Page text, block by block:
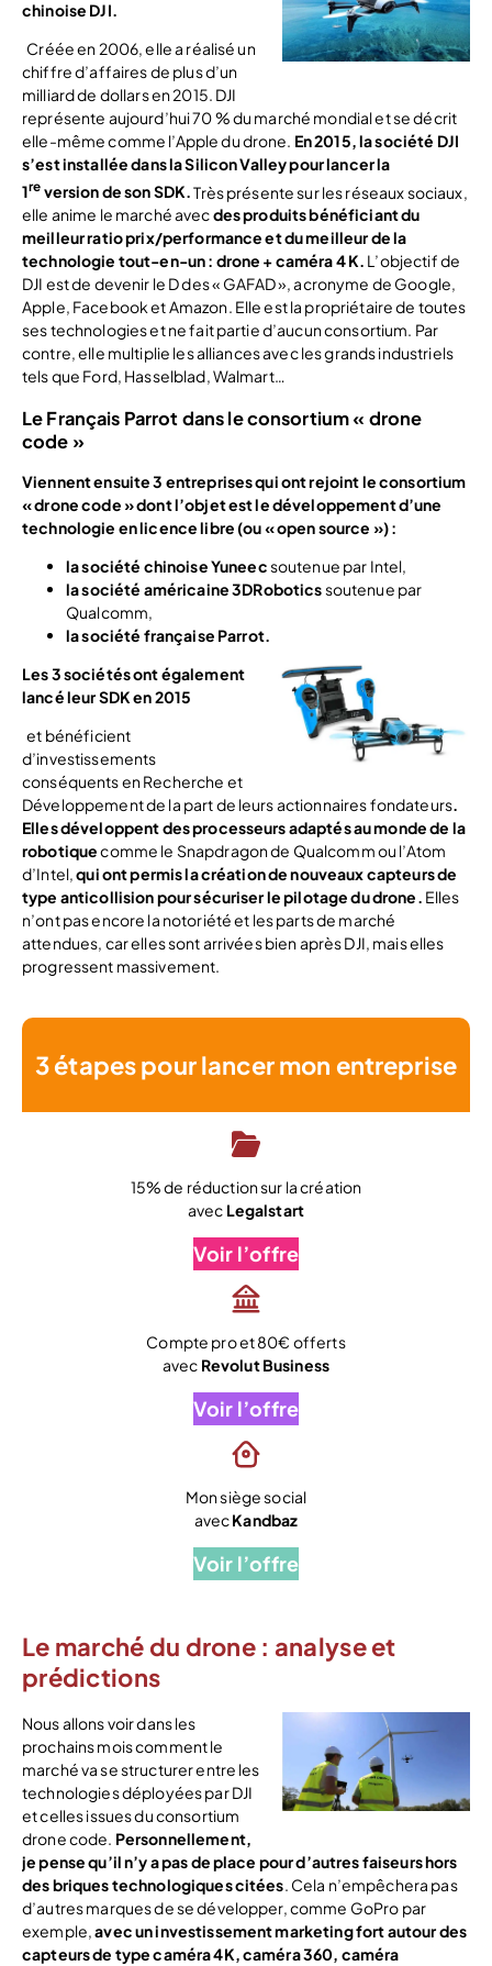
chinoise DJI.
Créée en 2006, elle a réalisé un
chiffre d’affaires de plus d’un
milliard de dollars en 2015. DJI
représente aujourd’hui 70 % du marché mondial et se décrit
elle-même comme l’Apple du drone. En 2015, la société DJI
s’est installée dans la Silicon Valley pour lancer la
1re version de son SDK.Très présente sur les réseaux sociaux,
elle anime le marché avecdes produits bénéficiant du
meilleur ratio prix/performance et du meilleur de la
technologie tout-en-un : drone + caméra 4 K. L’objectif de
DJI est de devenir le D des « GAFAD », acronyme de Google,
Apple, Facebook et Amazon. Elle est la propriétaire de toutes
ses technologies et ne fait partie d’aucun consortium. Par
contre, elle multiplie les alliances avec les grands industriels
tels que Ford, Hasselblad, Walmart…
Le Français Parrot dans le consortium « drone
code »
Viennent ensuite 3 entreprises qui ont rejoint le consortium
« drone code » dont l’objet est le développement d’une
technologie en licence libre (ou « open source ») :
la société chinoise Yuneecsoutenue par Intel,
la société américaine 3DRoboticssoutenue par
Qualcomm,
la société française Parrot.
Les 3 sociétés ont également
lancé leur SDK en 2015
et bénéficient
d’investissements
conséquents en Recherche et
Développement de la part de leurs actionnaires fondateurs.
Elles développent des processeursadaptés au monde de la
robotiquecomme le Snapdragon de Qualcomm ou l’Atom
d’Intel,qui ont permis la création de nouveaux capteurs de
type anticollision pour sécuriser le pilotage du drone. Elles
n’ont pas encore la notoriété et les parts de marché
attendues, car elles sont arrivées bien après DJI, mais elles
progressent massivement.
3 étapes pour lancer mon entreprise
15% de réduction sur la création
avec Legalstart
Voir l’offre
Compte pro et 80€ offerts
avec Revolut Business
Voir l’offre
Mon siège social
avecKandbaz
Voir l’offre
Le marché du drone : analyse et
prédictions
Nous allons voir dans les
prochains mois comment le
marché va se structurer entre les
technologies déployées par DJI
et celles issues du consortium
drone code. Personnellement,
je pense qu’il n’y a pas de place pour d’autres faiseurs hors
des briques technologiques citées. Cela n’empêchera pas
d’autres marques de se développer, comme GoPro par
exemple,avec un investissement marketing fort autour des
capteurs de type caméra 4K, caméra 360, caméra